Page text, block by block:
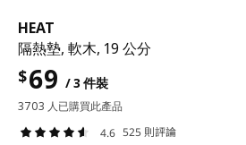
HEAT
隔熱墊, 軟木, 19 公分
$69 / 3 件裝
3703 人已購買此產品
4.6 525 則評論